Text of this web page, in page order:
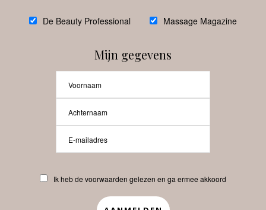
Beauty-Pro.nl
Abonneren Contact
De Beauty Professional Massage Magazine
Mijn gegevens
Ik heb de voorwaarden gelezen en ga ermee akkoord